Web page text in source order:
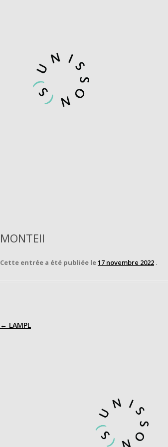
MONTEIl
Cette entrée a été publiée le17 novembre 2022 .
Navigation
← LAMPL